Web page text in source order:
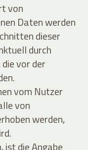
von
Daten werden
dieser
durch
vor der
vom Nutzer
von
werden,
ist die Angabe